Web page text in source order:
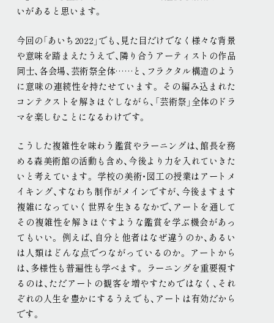
いがあると思います。
今回の「あいち2022」でも、見た目だけでなく様々な背景
や意味を踏まえたうえで、隣り合うアーティストの作品
同士、各会場、芸術祭全体……と、フラクタル構造のよう
に意味の連続性を持たせています。
その編み込まれた
コンテクストを解きほぐしながら、「芸術祭」全体のドラ
マを楽しむことになるわけです。
こうした複雑性を味わう鑑賞やラーニングは、館長を務
める森美術館の活動も含め、今後より力を入れていきた
いと考えています。 学校の美術・図工の授業はアートメ
イキング、すなわち制作がメインですが、今後ますます
複雑になっていく世界を生きるなかで、アートを通して
その複雑性を解きほぐすような鑑賞を学ぶ機会があっ
てもいい。 例えば、自分と他者はなぜ違うのか、あるい
は人類はどんな点でつながっているのか。 アートから
は、多様性も普遍性も学べます。
ラーニングを重要視す
るのは、ただアートの観客を増やすためではなく、それ
ぞれの人生を豊かにするうえでも、アートは有効だから
です。